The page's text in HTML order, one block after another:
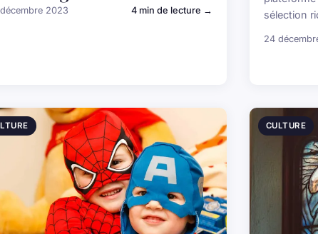
2023 4 min de lecture →
sélection
24
CULTURE